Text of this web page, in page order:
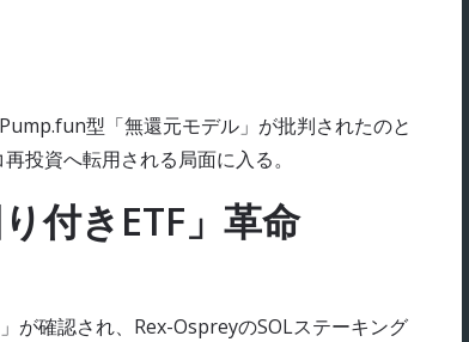
型「無還元モデル」が批判されたのと
投資へ転用される局面に入る。
付きETF」革命
が確認され、Rex-OspreyのSOLステーキング